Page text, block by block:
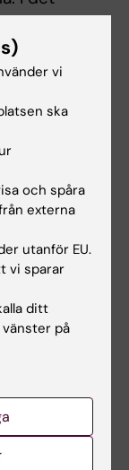
De
vi
ska
och spåra
externa
utanför EU.
vi sparar
ditt
på